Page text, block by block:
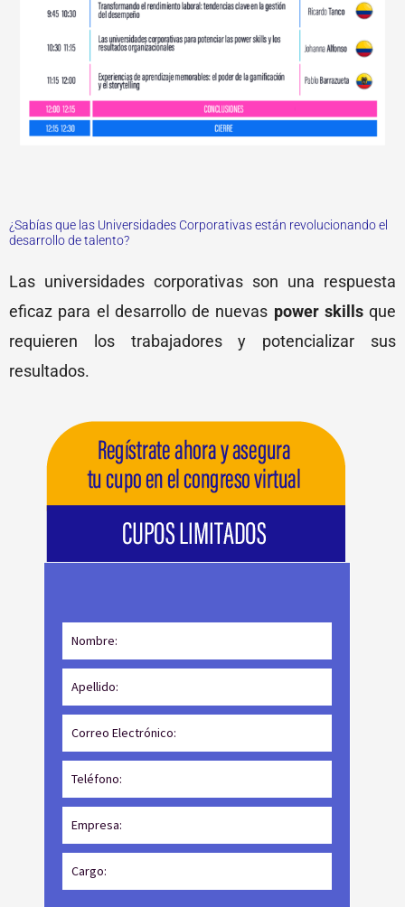
¿Sabías que las Universidades Corporativas están revolucionando el
desarrollo de talento?
Las universidades corporativas son una respuesta
eficaz para el desarrollo de nuevas power skillsque
requieren los trabajadores y potencializar sus
resultados.